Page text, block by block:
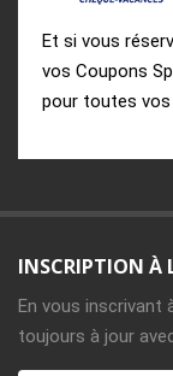
Et si vous
vos Coupons
pour toutes
INSCRIPTION À
En vous inscrivant
toujours à jour